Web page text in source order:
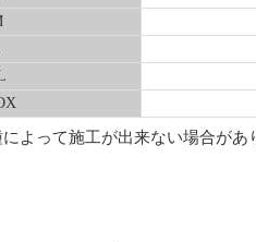
よって施工が出来ない場合があ